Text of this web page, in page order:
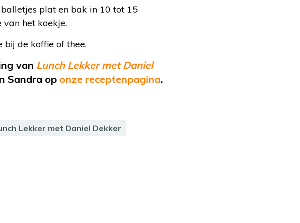
plat en bak in 10 tot 15
het koekje.
bij de koffie of thee.
van Lunch Lekker met Daniel
Sandra op onze receptenpagina.
Lekker met Daniel Dekker